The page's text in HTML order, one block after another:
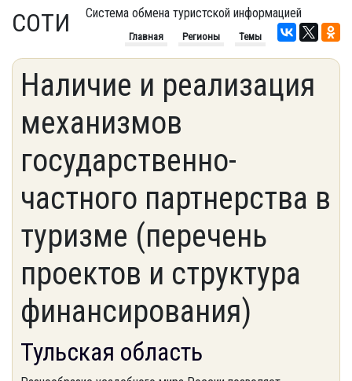
СОТИ Система обмена туристской информацией
Главная Регионы Темы
Наличие и реализация
механизмов
государственно-
частного партнерства в
туризме (перечень
проектов и структура
финансирования)
Тульская область